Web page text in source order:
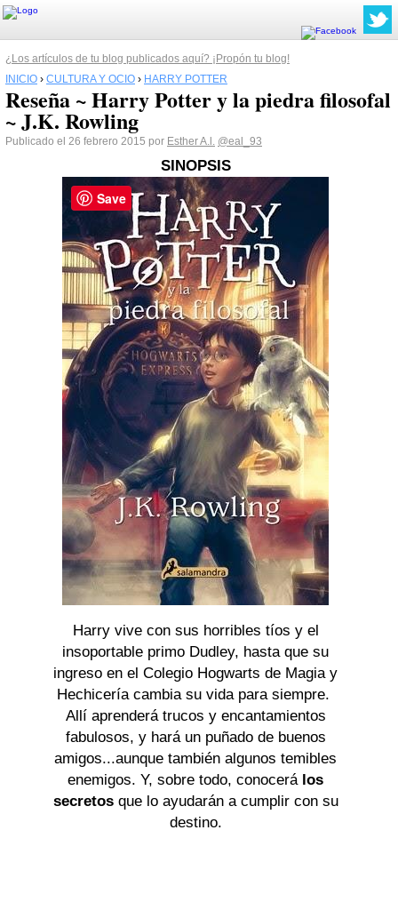
¿Los artículos de tu blog publicados aquí? ¡Propón tu blog!
INICIO › CULTURA Y OCIO › HARRY POTTER
Reseña ~ Harry Potter y la piedra filosofal
~ J.K. Rowling
Publicado el 26 febrero 2015 por Esther A.l. @eal_93
SINOPSIS
Harry vive con sus horribles tíos y el
insoportable primo Dudley, hasta que su
ingreso en el Colegio Hogwarts de Magia y
Hechicería cambia su vida para siempre.
Allí aprenderá trucos y encantamientos
fabulosos, y hará un puñado de buenos
amigos...aunque también algunos temibles
enemigos. Y, sobre todo, conocerá los
secretosque lo ayudarán a cumplir con su
destino.
Save